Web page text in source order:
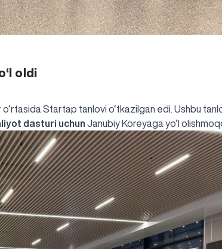
oldi
Startap tanlovi o‘tkazilgan edi. Ushbu
dasturi uchun Janubiy Koreyaga yo‘l